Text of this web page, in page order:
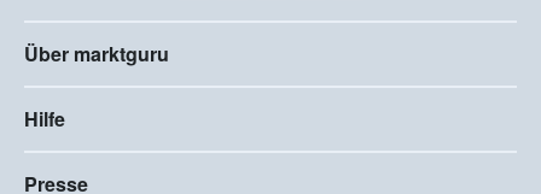
Über marktguru
Hilfe
Presse